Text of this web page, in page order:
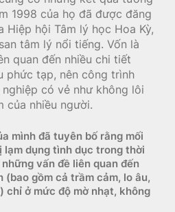
1998 của họ đã được đăng
Hiệp hội Tâm lý học Hoa Kỳ,
tâm lý nổi tiếng. Vốn là
quan đến nhiều chi tiết
phức tạp, nên công trình
có vẻ như không lôi
của nhiều người.
mình đã tuyên bố rằng mối
lạm dụng tình dục trong thời
vấn đề liên quan đến
gồm cả trầm cảm, lo âu,
chỉ ở mức độ mờ nhạt, không